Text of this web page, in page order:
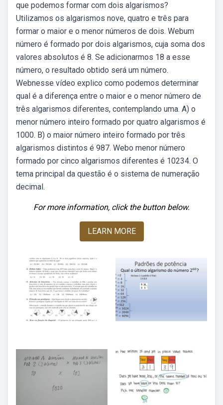
que podemos formar com dois algarismos?
Utilizamos os algarismos nove, quatro e três para
formar o maior e o menor números de dois. Webum
número é formado por dois algarismos, cuja soma dos
valores absolutos é 8. Se adicionarmos 18 a esse
número, o resultado obtido será um número.
Webnesse vídeo explico como podemos determinar
qual é a diferença entre o maior e o menor número de
três algarismos diferentes, contemplando uma. A) o
menor número inteiro formado por quatro algarismos é
1000. B) o maior número inteiro formado por três
algarismos distintos é 987. Webo menor número
formado por cinco algarismos diferentes é 10234. O
tema principal da questão é o sistema de numeração
decimal.
For more information, click the button below.
LEARN MORE